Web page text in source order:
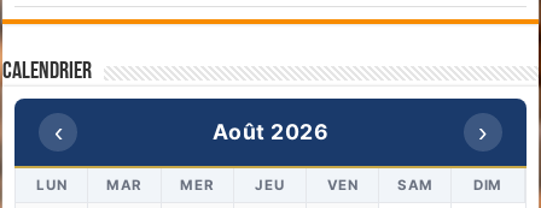
Calendrier
‹ Août 2026 ›
LUN MAR MER JEU VEN SAM DIM